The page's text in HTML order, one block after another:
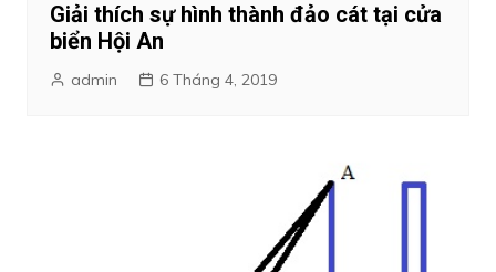
Giải thích sự hình thành đảo cát tại cửa
biển Hội An
admin 6 Tháng 4, 2019